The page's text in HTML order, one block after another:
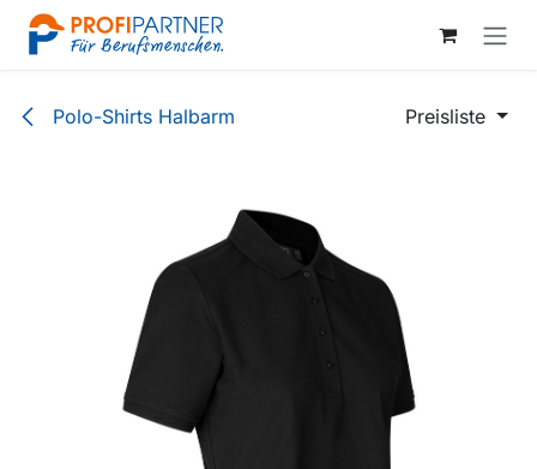
Zum Inhalt springen
Polo-Shirts Halbarm Preisliste